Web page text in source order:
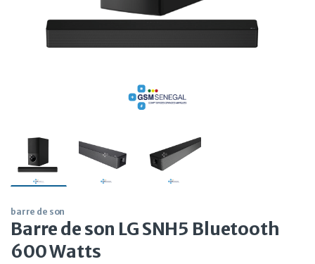
barre de son
Barre de son LG SNH5 Bluetooth
600 Watts